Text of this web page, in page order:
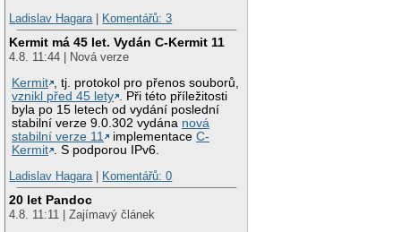
Ladislav Hagara| Komentářů: 3
Kermit má 45 let. Vydán C-Kermit 11
4.8. 11:44 | Nová verze
Kermit
, tj. protokol pro přenos souborů,
vznikl před 45 lety
. Při této příležitosti
byla po 15 letech od vydání poslední
stabilní verze 9.0.302 vydána nová
stabilní verze 11
implementaceC-
Kermit
. S podporou IPv6.
Ladislav Hagara| Komentářů: 0
20 let Pandoc
4.8. 11:11 | Zajímavý článek